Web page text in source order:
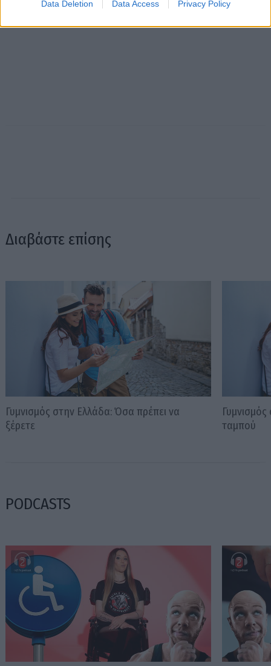
Data Deletion Data Access Privacy Policy
Διαβάστε επίσης
Γυμνισμός στην Ελλάδα: Όσα πρέπει να
ξέρετε
ταμπού
PODCASTS